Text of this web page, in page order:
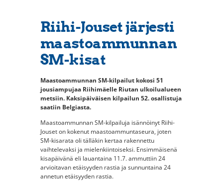
Riihi-Jouset järjesti
maastoammunnan
SM-kisat
Maastoammunnan SM-kilpailut kokosi 51
jousiampujaa Riihimäelle Riutan ulkoilualueen
metsiin. Kaksipäiväisen kilpailun 52. osallistuja
saatiin Belgiasta.
Maastoammunnan SM-kilpailuja isännöinyt Riihi-
Jouset on kokenut maastoammuntaseura, joten
SM-kisarata oli tälläkin kertaa rakennettu
vaihtelevaksi ja mielenkiintoiseksi. Ensimmäisenä
kisapäivänä eli lauantaina 11.7. ammuttiin 24
arvioitavan etäisyyden rastia ja sunnuntaina 24
annetun etäisyyden rastia.